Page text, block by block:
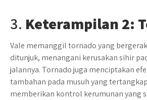
3. Keterampilan 2:
Vale memanggil tornado yang
ditunjuk, menangani kerusakan sihir
jalannya. Tornado juga menciptakan
tambahan pada musuh yang
memberikan kontrol kerumunan yang